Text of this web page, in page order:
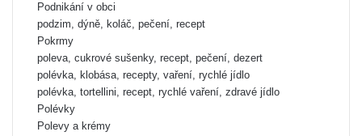
Podnikání v obci
podzim, dýně, koláč, pečení, recept
Pokrmy
poleva, cukrové sušenky, recept, pečení, dezert
polévka, klobása, recepty, vaření, rychlé jídlo
polévka, tortellini, recept, rychlé vaření, zdravé jídlo
Polévky
Polevy a krémy